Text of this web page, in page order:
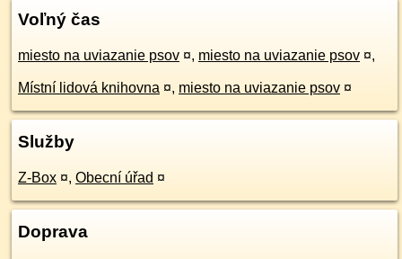
Voľný čas
miesto na uviazanie psov ¤, miesto na uviazanie psov ¤,
Místní lidová knihovna ¤, miesto na uviazanie psov ¤
Služby
Z-Box ¤, Obecní úřad ¤
Doprava